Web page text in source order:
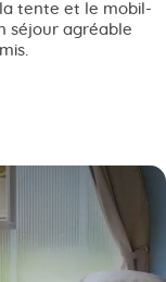
tente et le mobil-
séjour agréable